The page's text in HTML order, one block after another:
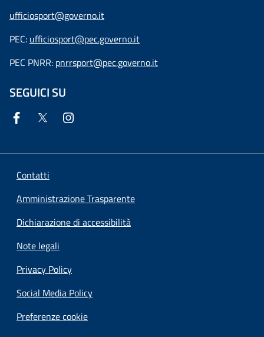
ufficiosport@governo.it
PEC: ufficiosport@pec.governo.it
PEC PNRR: pnrrsport@pec.governo.it
SEGUICI SU
Contatti
Amministrazione Trasparente
Dichiarazione di accessibilità
Note legali
Privacy Policy
Social Media Policy
Preferenze cookie